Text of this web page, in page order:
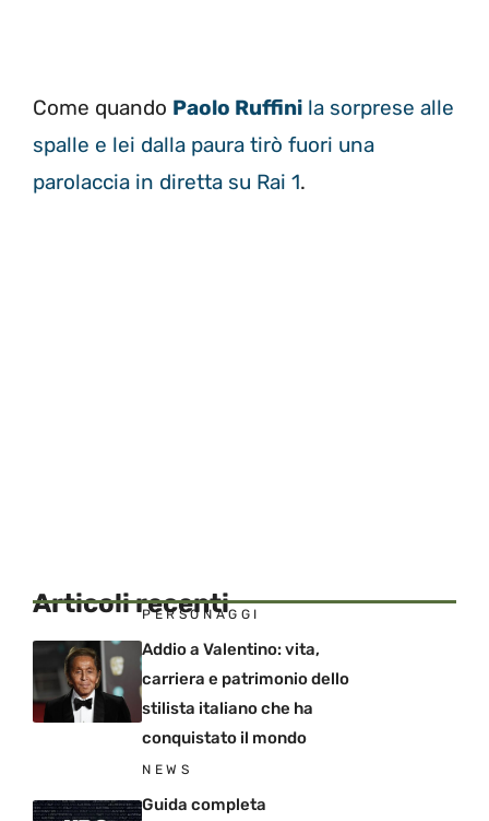
Come quando Paolo Ruffini la sorprese alle
spalle e lei dalla paura tirò fuori una
parolaccia in diretta su Rai 1.
Articoli recenti
PERSONAGGI
Addio a Valentino: vita,
carriera e patrimonio dello
stilista italiano che ha
conquistato il mondo
NEWS
Guida completa